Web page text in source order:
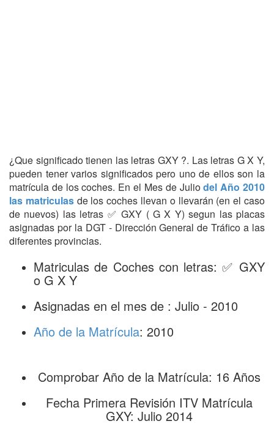
¿Que significado tienen las letras GXY ?. Las letras G X Y,
pueden tener varios significados pero uno de ellos son la
matrícula de los coches. En el Mes de Juliodel Año 2010
las matriculas de los coches llevan o llevarán (en el caso
de nuevos) las letras ✅ GXY ( G X Y) segun las placas
asignadas por la DGT - Dirección General de Tráfico a las
diferentes provincias.
Matriculas de Coches con letras: ✅ GXY
o G X Y
Asignadas en el mes de : Julio - 2010
Año de la Matrícula: 2010
Comprobar Año de la Matrícula: 16 Años
Fecha Primera Revisión ITV Matrícula
GXY: Julio 2014